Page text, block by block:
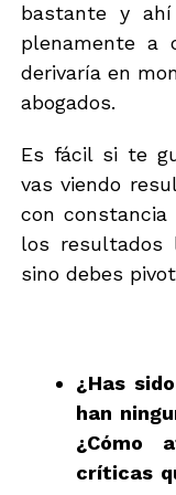
bastante y
plenamente a
derivaría en
abogados.
Es fácil si te
vas viendo
con
los resultados
sino debes
¿Has
han
¿Cómo
críticas